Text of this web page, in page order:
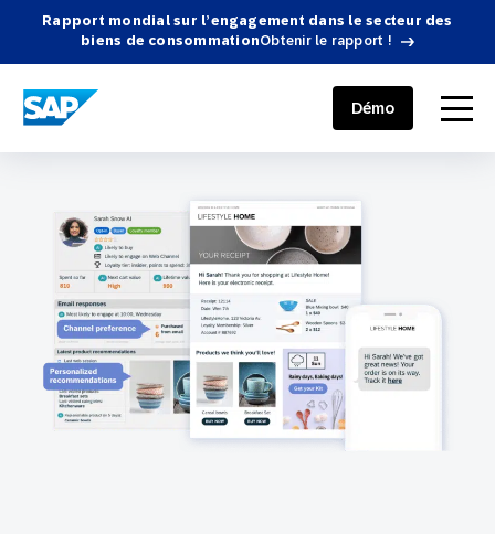
Rapport mondial sur l’engagement dans le secteur des
biens de consommationObtenir le rapport !
SAP ENGAGEMENT CLOUD menu
Démo